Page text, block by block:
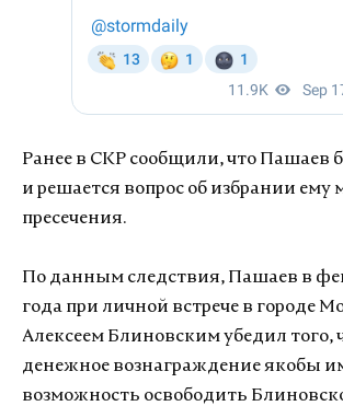
Ранее в СКР сообщили, что Пашаев
и решается вопрос об избрании ему
пресечения.
По данным следствия, Пашаев в
года при личной встрече в городе
Алексеем Блиновским убедил того,
денежное вознаграждение якобы
возможность освободить